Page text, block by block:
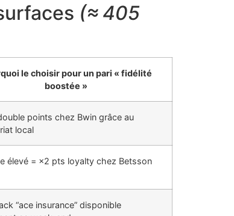
(≈ 405
le choisir pour un pari « fidélité
boostée »
points chez Bwin grâce au
local
élevé = ×2 pts loyalty chez Betsson
“ace insurance” disponible